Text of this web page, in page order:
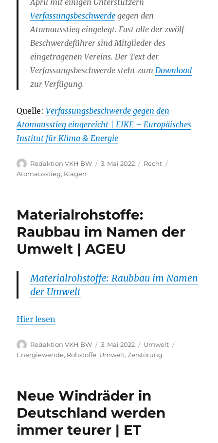
Verfassungsbeschwerde gegen den
Atomausstieg eingelegt. Fast alle der zwölf
Beschwerdeführer sind Mitglieder des
eingetragenen Vereins. Der Text der
Verfassungsbeschwerde steht zum Download
zur Verfügung.
Quelle:Verfassungsbeschwerde gegen den
Atomausstieg eingereicht | EIKE – Europäisches
Institut für Klima & Energie
Autor
Redaktion VKH BW
Veröffentlicht
3. Mai 2022 Kategorien
Recht
Atomausstieg, Klagen
Materialrohstoffe:
Raubbau im Namen der
Umwelt | AGEU
Materialrohstoffe: Raubbau im Namen
der Umwelt
Hier lesen
Autor
Redaktion VKH BW
Veröffentlicht
am
3. Mai 2022 Kategorien
Umwelt
Energiewende, Rohstoffe, Umwelt,Zerstörung
Neue Windräder in
Deutschland werden
immer teurer | ET